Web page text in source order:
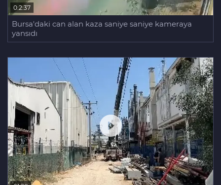
0:2:37
Bursa'daki can alan kaza saniye saniye kameraya
yansıdı